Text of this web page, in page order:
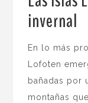
invernal
En lo más
Lofoten
bañadas por
montañas